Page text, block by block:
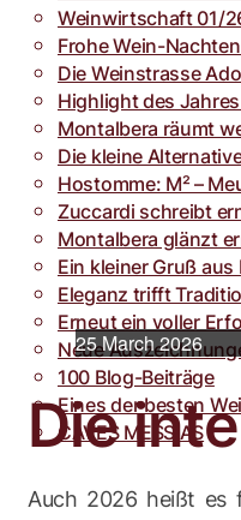
Weinwirtschaft 01/
Frohe Wein-
Die Weinstrasse
Highlight des
Montalbera räumt
Die kleine
Hostomme: M² –
Zuccardi schreibt
Montalbera glänzt
Ein kleiner Gruß
Eleganz trifft
Erneut ein voller
Neue
100 Blog-Beiträge
Eines der besten
CAVES MESSIAS
25 March 2026
Die
Auch 2026 heißt es